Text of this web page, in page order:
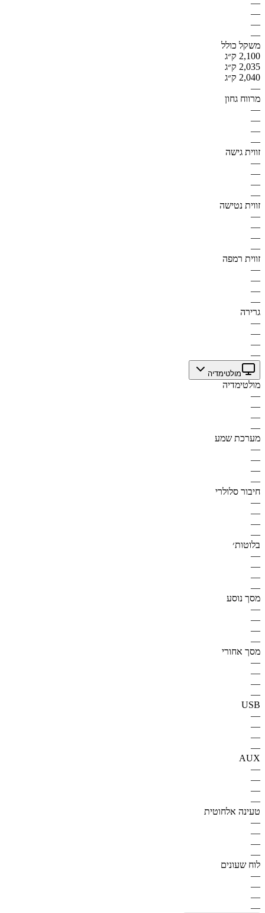
—
—
—
—
משקל כולל
2,100 ק״ג
2,035 ק״ג
2,040 ק״ג
—
מרווח גחון
—
—
—
—
זווית גישה
—
—
—
—
זווית נטישה
—
—
—
—
זווית רמפה
—
—
—
—
גרירה
—
—
—
—
מולטימדיה
מולטימדיה
—
—
—
—
מערכת שמע
—
—
—
—
חיבור סלולרי
—
—
—
—
בלוטות׳
—
—
—
—
מסך נוסע
—
—
—
—
מסך אחורי
—
—
—
—
USB
—
—
—
—
AUX
—
—
—
—
טעינה אלחוטית
—
—
—
—
לוח שעונים
—
—
—
—